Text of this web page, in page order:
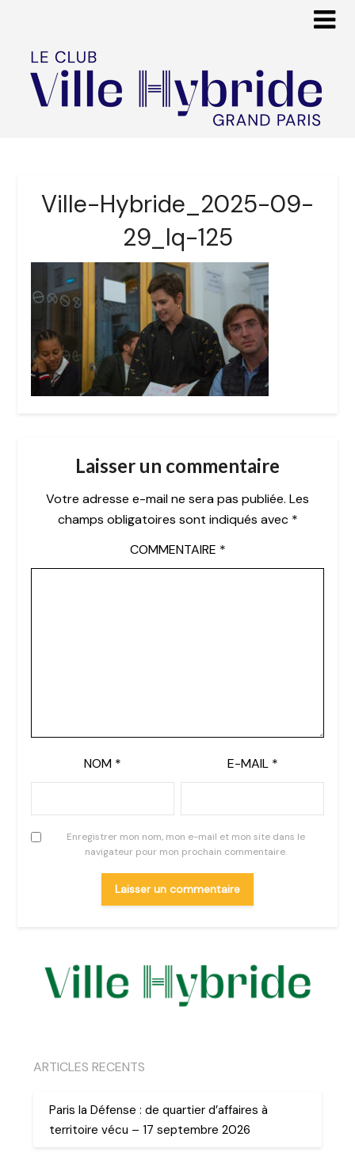
Ville-Hybride_2025-09-
29_lq-125
Laisser un commentaire
Votre adresse e-mail ne sera pas publiée. Les
champs obligatoires sont indiqués avec *
COMMENTAIRE *
NOM * E-MAIL *
Enregistrer mon nom, mon e-mail et mon site dans le
navigateur pour mon prochain commentaire.
ARTICLES RECENTS
Paris la Défense : de quartier d’affaires à
territoire vécu – 17 septembre 2026